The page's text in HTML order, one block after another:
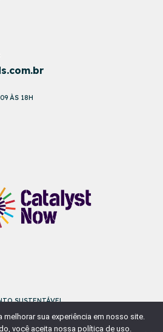
ÀS 18H
SUSTENTÁVEL
sua experiência em nosso site.
você aceita nossa política de uso.